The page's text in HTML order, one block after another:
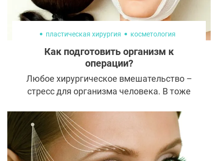
пластическая хирургия косметология
Как подготовить организм к
операции?
Любое хирургическое вмешательство –
стресс для организма человека. В тоже
операций, многие пациенты хотят
получить результат сразу и быстро. Для
того чтобы восстановление заняло
меньше времени, необходимо принять ряд